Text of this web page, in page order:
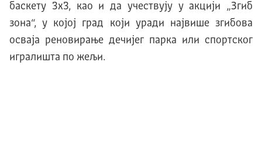
баскету 3х3, као и да учествују у акцији „Згиб
зона“, у којој град који уради највише згибова
осваја реновирање дечијег парка или спортског
игралишта по жељи.